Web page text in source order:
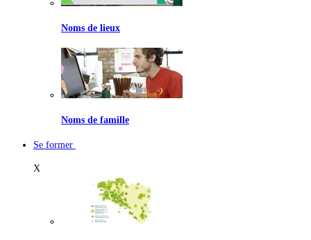
Noms de lieux
Noms de famille
Se former
X